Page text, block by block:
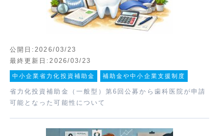
公開日:2026/03/23
最終更新日:2026/03/23
中小企業省力化投資補助金 補助金や中小企業支援制度
省力化投資補助金（一般型）第6回公募から歯科医院が申請
可能となった可能性について